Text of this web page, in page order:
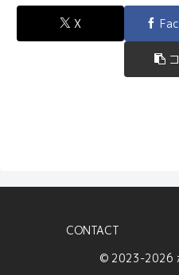
X
CONTACT
© 2023-2026